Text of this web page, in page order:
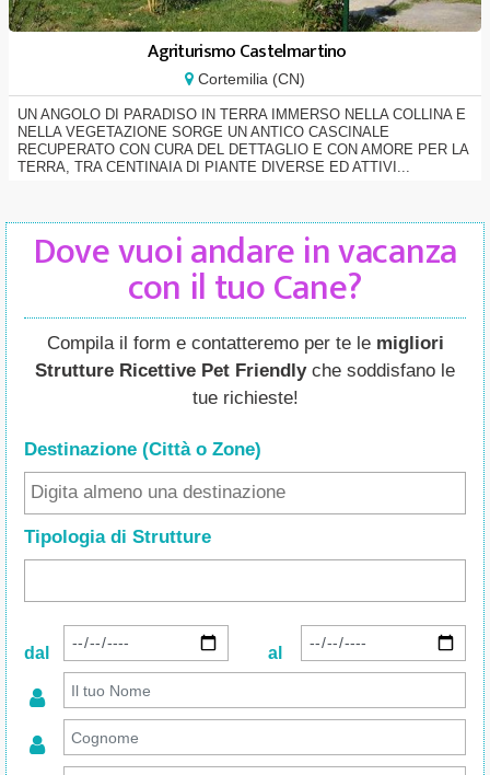
Agriturismo Castelmartino
Cortemilia (CN)
UN ANGOLO DI PARADISO IN TERRA IMMERSO NELLA COLLINA E
NELLA VEGETAZIONE SORGE UN ANTICO CASCINALE
RECUPERATO CON CURA DEL DETTAGLIO E CON AMORE PER LA
TERRA, TRA CENTINAIA DI PIANTE DIVERSE ED ATTIVI...
Dove vuoi andare in vacanza
con il tuo Cane?
Compila il form e contatteremo per te le migliori
Strutture Ricettive Pet Friendlyche soddisfano le
tue richieste!
Destinazione (Città o Zone)
Tipologia di Strutture
dal al